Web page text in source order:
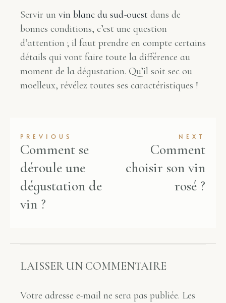
Servir un vin blanc du sud-ouest dans de
bonnes conditions, c’est une question
d’attention ; il faut prendre en compte certains
détails qui vont faire toute la différence au
moment de la dégustation. Qu’il soit sec ou
moelleux, révélez toutes ses caractéristiques !
PREVIOUS
Comment se
déroule une
dégustation de
vin ?
NEXT
Comment
choisir son vin
rosé ?
LAISSER UN COMMENTAIRE
Votre adresse e-mail ne sera pas publiée. Les